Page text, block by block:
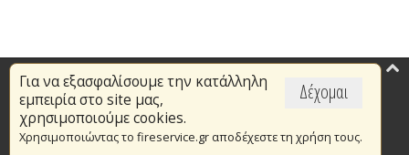
Δέχομαι
Για να εξασφαλίσουμε την κατάλληλη
εμπειρία στο site μας,
χρησιμοποιούμε cookies.
Χρησιμοποιώντας το fireservice.gr αποδέχεστε τη χρήση τους.
Επικαιρότητα
Το Πυροσβεστικό Σώμα